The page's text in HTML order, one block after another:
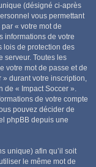
(désigné ci-après
vous permettant
« votre mot de
informations de votre
lois de protection des
serveur. Toutes les
votre mot de passe et de
» durant votre inscription,
de « Impact Soccer ».
de votre compte
pouvez décider de
phpBB depuis une
unique) afin qu’il soit
le même mot de